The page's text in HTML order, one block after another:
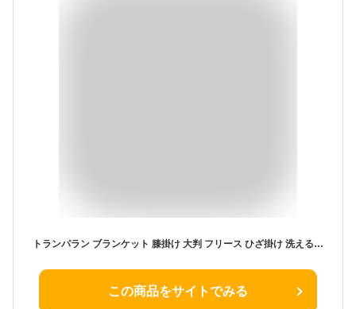
トランパラン ブランケット 膝掛け 大判 フリース ひざ掛け 洗える 約70cm×140cm 暖かい (チェックブラック)
この商品をサイトでみる